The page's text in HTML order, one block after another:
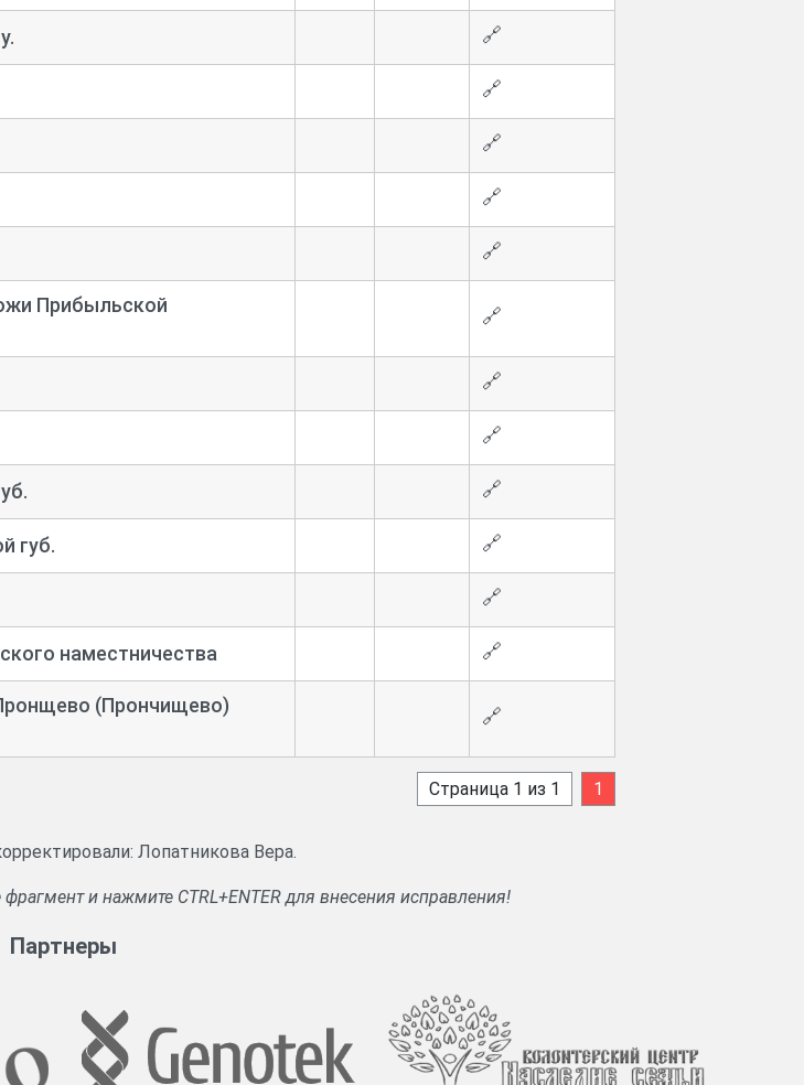
🔗
🔗
🔗
🔗
🔗
Прибыльской
🔗
🔗
🔗
🔗
губ. 🔗
🔗
наместничества 🔗
(Прончищево)
🔗
Страница 1 из 1 1
Лопатникова Вера.
и нажмите CTRL+ENTER для внесения исправления!
Партнеры